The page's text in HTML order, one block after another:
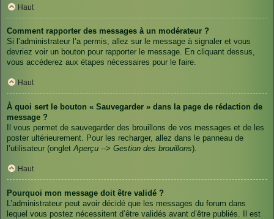
Haut
Comment rapporter des messages à un modérateur ?
Si l’administrateur l’a permis, allez sur le message à signaler et vous
devriez voir un bouton pour rapporter le message. En cliquant dessus,
vous accéderez aux étapes nécessaires pour le faire.
Haut
À quoi sert le bouton « Sauvegarder » dans la page de rédaction de
message ?
Il vous permet de sauvegarder des brouillons de vos messages et de les
poster ultérieurement. Pour les recharger, allez dans le panneau de
l’utilisateur (ongletAperçu --> Gestion des brouillons).
Haut
Pourquoi mon message doit être validé ?
L’administrateur peut avoir décidé que les messages du forum dans
lequel vous postez nécessitent d’être validés avant d’être publiés. Il est